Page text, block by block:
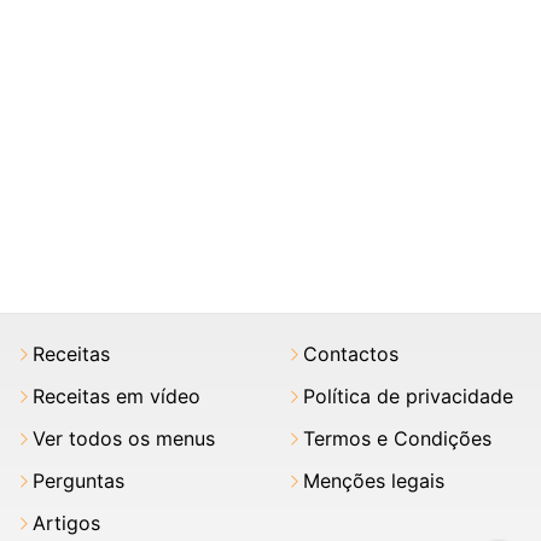
Receitas
Receitas em vídeo
Ver todos os menus
Perguntas
Artigos
Contactos
Política de privacidade
Termos e Condições
Menções legais